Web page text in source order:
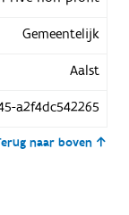
Gemeentelijk
Aalst
a2f4dc542265
naar boven